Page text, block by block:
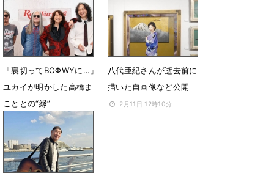
6月8日 21時49分 6月8日 21時06分
「裏切ってBOΦWYに…」
ユカイが明かした高橋ま
こととの“縁”
6月8日 21時00分
八代亜紀さんが逝去前に
描いた自画像など公開
2月11日 12時10分